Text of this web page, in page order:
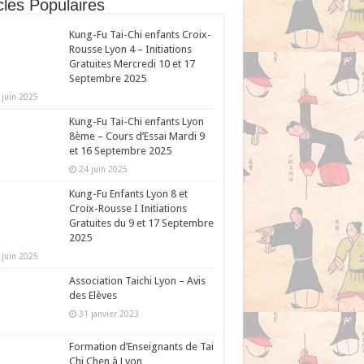
Populaires
Kung-Fu Tai-Chi enfants Croix-
Rousse Lyon 4 – Initiations
Gratuites Mercredi 10 et 17
Septembre 2025
juin 2025
Kung-Fu Tai-Chi enfants Lyon
8ème – Cours d’Essai Mardi 9
et 16 Septembre 2025
24 juin 2025
Kung-Fu Enfants Lyon 8 et
Croix-Rousse I Initiations
Gratuites du 9 et 17 Septembre
2025
juin 2025
Association Taichi Lyon – Avis
des Elèves
31 janvier 2023
Formation d’Enseignants de Tai
Chi Chen à Lyon